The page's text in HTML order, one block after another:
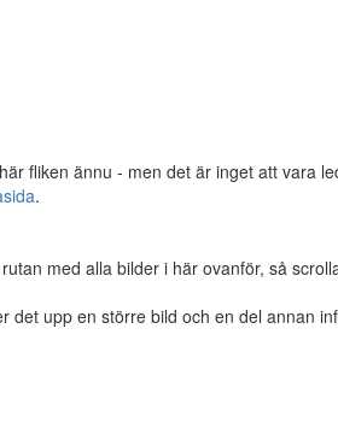
fliken ännu - men det är inget att vara
.
med alla bilder i här ovanför, så
det upp en större bild och en del annan